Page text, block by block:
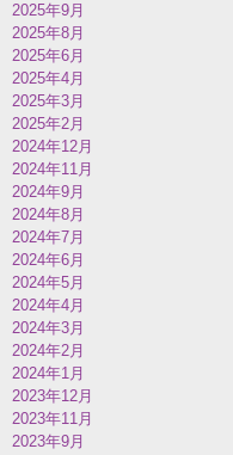
2025年9月
2025年8月
2025年6月
2025年4月
2025年3月
2025年2月
2024年12月
2024年11月
2024年9月
2024年8月
2024年7月
2024年6月
2024年5月
2024年4月
2024年3月
2024年2月
2024年1月
2023年12月
2023年11月
2023年9月